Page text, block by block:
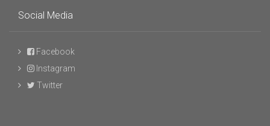
Social Media
Facebook
Instagram
Twitter